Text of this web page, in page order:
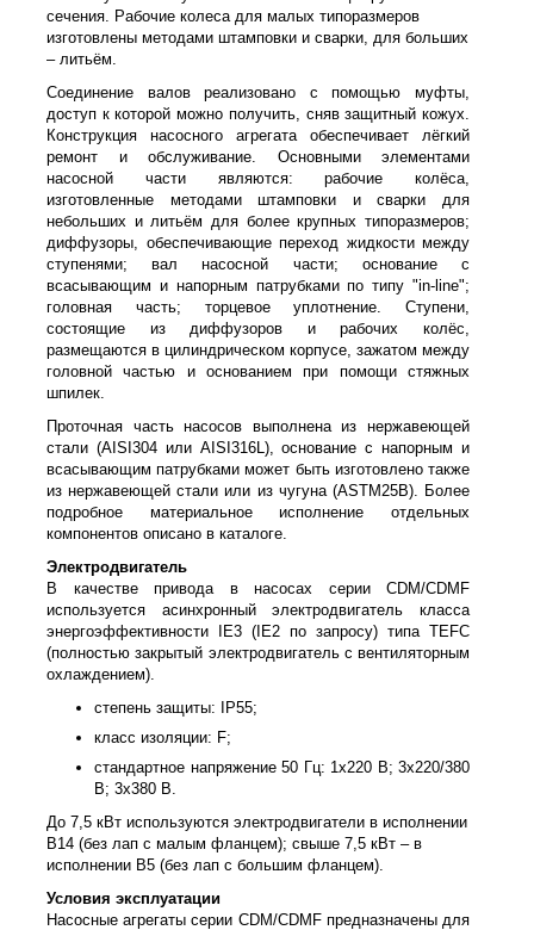
сечения. Рабочие колеса для малых типоразмеров
изготовлены методами штамповки и сварки, для больших
– литьём.
Соединение валов реализовано с помощью муфты,
доступ к которой можно получить, сняв защитный кожух.
Конструкция насосного агрегата обеспечивает лёгкий
ремонт и обслуживание. Основными элементами
насосной части являются: рабочие колёса,
изготовленные методами штамповки и сварки для
небольших и литьём для более крупных типоразмеров;
диффузоры, обеспечивающие переход жидкости между
ступенями; вал насосной части; основание с
всасывающим и напорным патрубками по типу "in-line";
головная часть; торцевое уплотнение. Ступени,
состоящие из диффузоров и рабочих колёс,
размещаются в цилиндрическом корпусе, зажатом между
головной частью и основанием при помощи стяжных
шпилек.
Проточная часть насосов выполнена из нержавеющей
стали (AISI304 или AISI316L), основание с напорным и
всасывающим патрубками может быть изготовлено также
из нержавеющей стали или из чугуна (ASTM25B). Более
подробное материальное исполнение отдельных
компонентов описано в каталоге.
Электродвигатель
В качестве привода в насосах серии CDM/CDMF
используется асинхронный электродвигатель класса
энергоэффективности IE3 (IE2 по запросу) типа TEFC
(полностью закрытый электродвигатель с вентиляторным
охлаждением).
степень защиты: IP55;
класс изоляции: F;
стандартное напряжение 50 Гц: 1х220 В; 3x220/380
В; 3x380 В.
До 7,5 кВт используются электродвигатели в исполнении
B14 (без лап с малым фланцем); свыше 7,5 кВт – в
исполнении B5 (без лап с большим фланцем).
Условия эксплуатации
Насосные агрегаты серии CDM/CDMF предназначены для